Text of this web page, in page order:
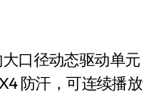
口径动态驱动单
防汗，可连续播